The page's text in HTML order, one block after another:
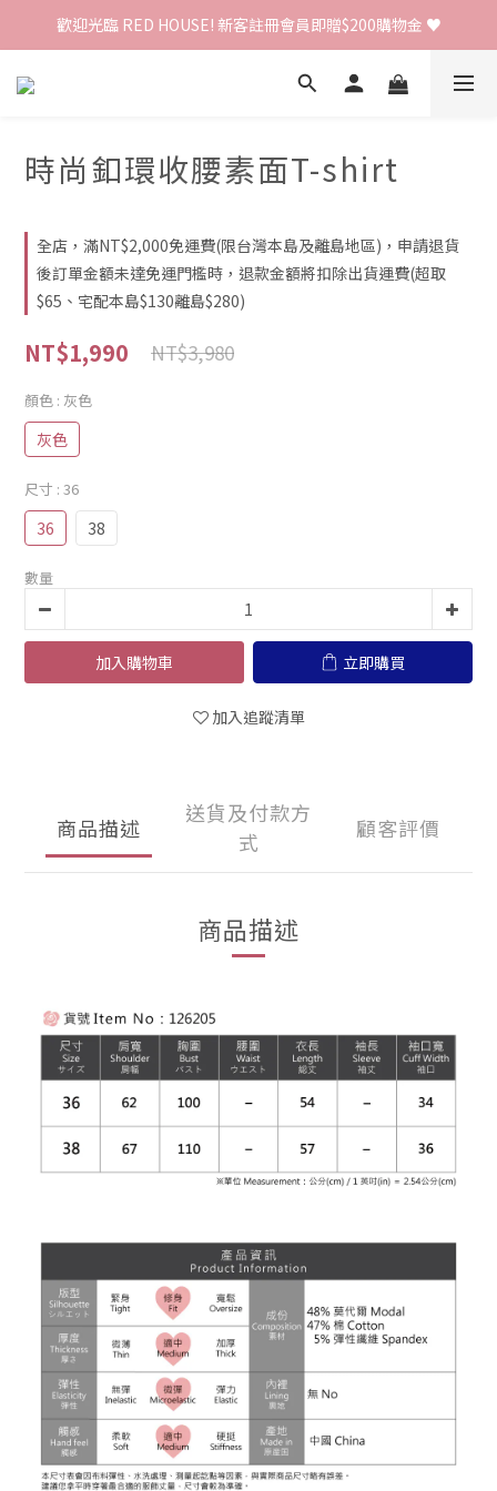
歡迎光臨 RED HOUSE! 新客註冊會員即贈$200購物金 ♥
歡迎光臨 RED HOUSE! 新客註冊會員即贈$200購物金 ♥
全館單筆訂單滿 $2000 免運 🚚
時尚釦環收腰素面T-shirt
全店，滿NT$2,000免運費(限台灣本島及離島地區)，申請退貨
後訂單金額未達免運門檻時，退款金額將扣除出貨運費(超取
$65、宅配本島$130離島$280)
NT$1,990 NT$3,980
顏色 : 灰色
灰色
尺寸 : 36
36 38
數量
加入購物車 立即購買
加入追蹤清單
商品描述
送貨及付款方
式
顧客評價
商品描述